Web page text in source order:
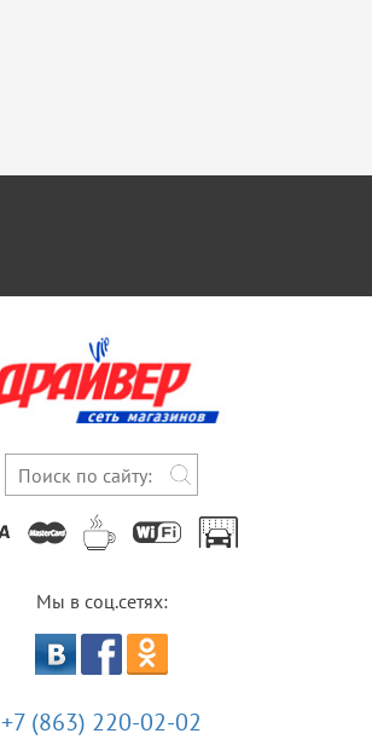
Мы в соц.сетях:
+7 (863) 220-02-02